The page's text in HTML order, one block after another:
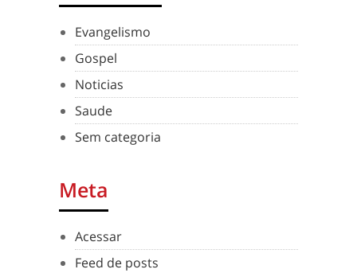
Evangelismo
Gospel
Noticias
Saude
Sem categoria
Meta
Acessar
Feed de posts